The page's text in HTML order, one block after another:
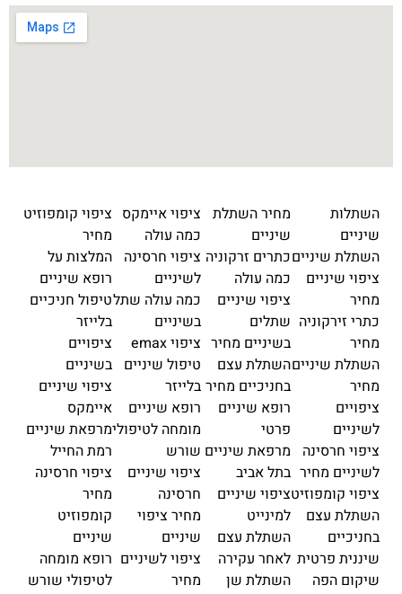
השתלות
שיניים
השתלת שיניים
ציפוי שיניים
מחיר
כתרי זירקוניה
מחיר
השתלת שיניים
מחיר
ציפויים
לשיניים
ציפוי חרסינה
לשיניים מחיר
ציפוי קומפוזיט
השתלת עצם
בחניכיים
שיננית פרטית
שיקום הפה
מחיר השתלת
שיניים
כתרים זרקוניה
כמה עולה
ציפוי שיניים
שתלים
בשיניים מחיר
השתלת עצם
בחניכיים מחיר
רופא שיניים
פרטי
מרפאת שיניים
בתל אביב
ציפוי שיניים
למינייט
השתלת עצם
לאחר עקירה
השתלת שן
ציפוי איימקס
כמה עולה
ציפוי חרסינה
לשיניים
כמה עולה שתל
בשיניים
ציפוי emax
טיפול שיניים
בלייזר
רופא שיניים
מומחה לטיפולי
שורש
ציפוי שיניים
חרסינה
מחיר ציפוי
שיניים
ציפוי לשיניים
מחיר
ציפוי קומפוזיט
מחיר
המלצות על
רופא שיניים
טיפול חניכיים
בלייזר
ציפויים
בשיניים
ציפוי שיניים
איימקס
מרפאת שיניים
רמת החייל
ציפוי חרסינה
מחיר
קומפוזיט
שיניים
רופא מומחה
לטיפולי שורש